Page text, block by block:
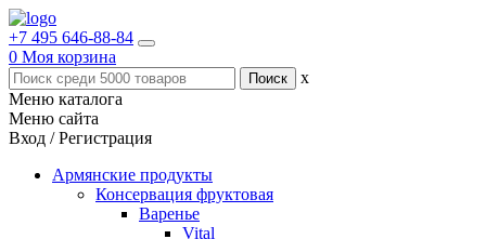
+7 495 646-88-84
0 Моя корзина
x
Меню каталога
Меню сайта
Вход / Регистрация
Армянские продукты
Консервация фруктовая
Варенье
Vital